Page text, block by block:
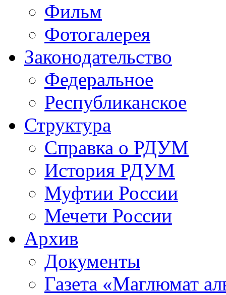
Фильм
Фотогалерея
Законодательство
Федеральное
Республиканское
Структура
Справка о РДУМ
История РДУМ
Муфтии России
Мечети России
Архив
Документы
Газета «Маглюмат